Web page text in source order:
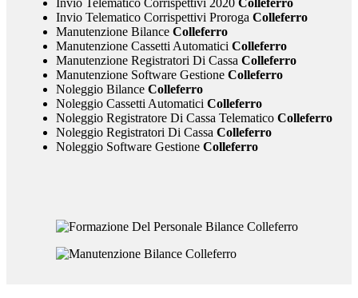
Invio Telematico Corrispettivi 2020Colleferro
Invio Telematico Corrispettivi Proroga Colleferro
Manutenzione BilanceColleferro
Manutenzione Cassetti Automatici Colleferro
Manutenzione Registratori Di Cassa Colleferro
Manutenzione Software GestioneColleferro
Noleggio BilanceColleferro
Noleggio Cassetti Automatici Colleferro
Noleggio Registratore Di Cassa TelematicoColleferro
Noleggio Registratori Di Cassa Colleferro
Noleggio Software GestioneColleferro